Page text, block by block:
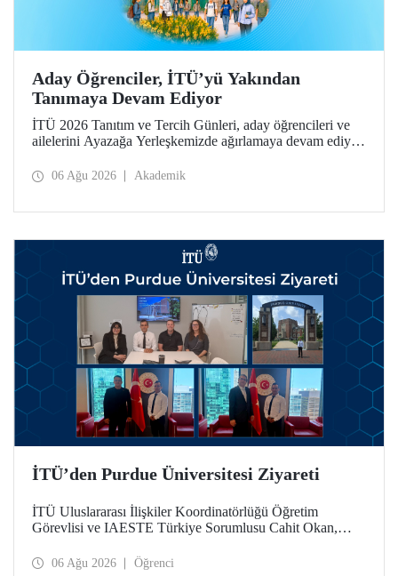
Aday Öğrenciler, İTÜ’yü Yakından
Tanımaya Devam Ediyor
İTÜ 2026 Tanıtım ve Tercih Günleri, aday öğrencileri ve
ailelerini Ayazağa Yerleşkemizde ağırlamaya devam ediyor.
ilgili fakülte ve birimler adaylara bilgi vermeye devam
06 Ağu 2026 Akademik
İTÜ’den Purdue Üniversitesi Ziyareti
İTÜ Uluslararası İlişkiler Koordinatörlüğü Öğretim
Görevlisi ve IAESTE Türkiye Sorumlusu Cahit Okan,
Temmuz tarihlerinde ABD’de dünyanın önde gelen
06 Ağu 2026 Öğrenci